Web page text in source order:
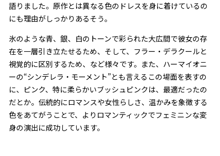
語りました。原作とは異なる色のドレスを身に着けているの
にも理由がしっかりあるそう。
氷のような青、銀、白のトーンで彩られた大広間で彼女の存
在を一層引き立たせるため、そして、フラー・デラクールと
視覚的に区別するため、など様々です。また、ハーマイオニ
ーの“シンデレラ・モーメント”とも言えるこの場面を表すの
に、ピンク、特に柔らかいブッシュピンクは、最適だったの
だとか。伝統的にロマンスや女性らしさ、温かみを象徴する
色をあてがうことで、よりロマンティックでフェミニンな変
身の演出に成功しています。